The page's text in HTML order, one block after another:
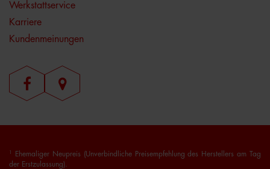
Werkstattservice
Karriere
Kundenmeinungen
1
Ehemaliger Neupreis (Unverbindliche Preisempfehlung des Herstellers am Tag
der Erstzulassung).